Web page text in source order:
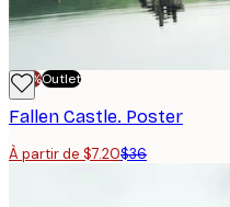
-70%Outlet
Fallen Castle. Poster
À partir de $7.20$36